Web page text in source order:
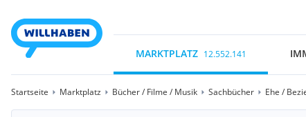
MARKTPLATZ 12.552.141
Startseite Marktplatz Bücher / Filme / Musik Sachbücher Ehe /